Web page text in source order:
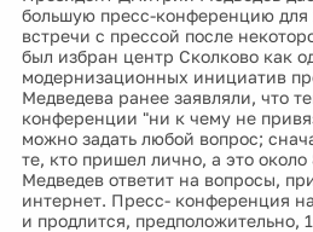
большую пресс-конференцию
встречи с прессой после
был избран центр Сколково как
модернизационных инициатив
Медведева ранее заявляли, что
конференции "ни к чему не
можно задать любой вопрос;
те, кто пришел лично, а это
Медведев ответит на вопросы,
интернет. Пресс- конференция
и продлится, предположительно,